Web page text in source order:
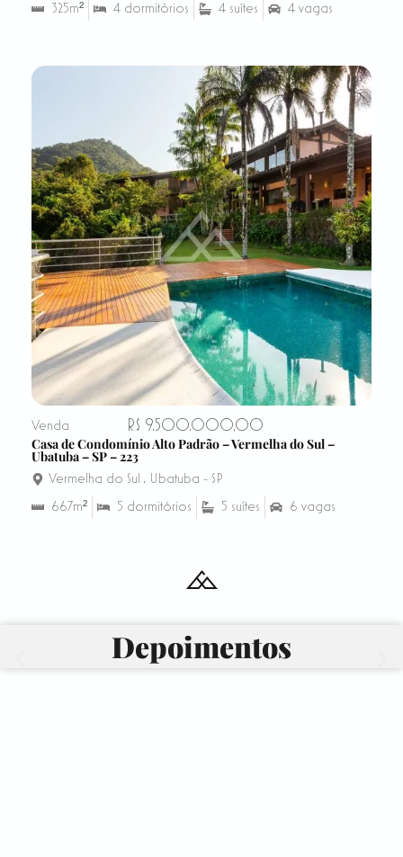
325m²
4 dormitórios 4 suítes 4 vagas
Venda
R$ 9.500.000,00
Casa de Condomínio Alto Padrão – Vermelha do Sul –
Ubatuba – SP – 223
Vermelha do Sul , Ubatuba - SP
667m²
5 dormitórios 5 suítes 6 vagas
Depoimentos